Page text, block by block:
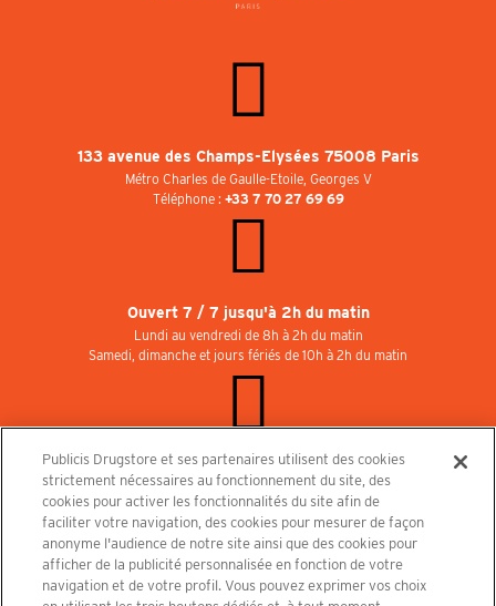
133 avenue des Champs-Elysées 75008 Paris
Métro Charles de Gaulle-Etoile, Georges V
Téléphone : +33 7 70 27 69 69
Ouvert 7 / 7 jusqu'à 2h du matin
Lundi au vendredi de 8h à 2h du matin
Samedi, dimanche et jours fériés de 10h à 2h du matin
Rejoignez-nous au Publicisdrugstore !
Nous recrutons pour les boutiques, le restaurant et le cinéma. Contactez-nous :
recrutement@publicisdrugstore.com
Conditions générales de vente
Mentions légales
Politique de Protection des Données Personnelles et Charte
Cookies
Publicis Drugstore et ses partenaires utilisent des cookies
strictement nécessaires au fonctionnement du site, des
cookies pour activer les fonctionnalités du site afin de
faciliter votre navigation, des cookies pour mesurer de façon
anonyme l'audience de notre site ainsi que des cookies pour
afficher de la publicité personnalisée en fonction de votre
navigation et de votre profil. Vous pouvez exprimer vos choix